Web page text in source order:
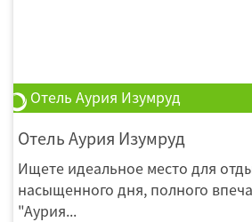
Отель Аурия Изумруд
Отель Аурия Изумруд
Ищете идеальное место для
насыщенного дня, полного
"Аурия...